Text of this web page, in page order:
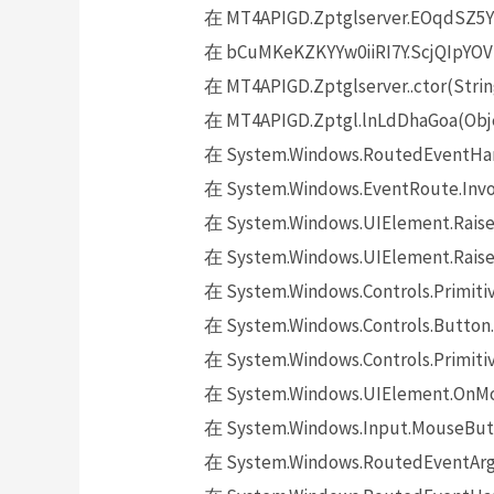
在
在
在
在
在
在
在
在
在
在
在
在
在
在